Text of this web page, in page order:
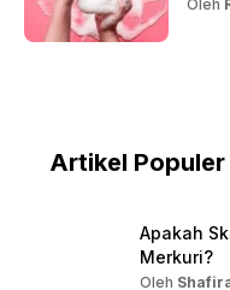
Oleh
Artikel Populer
Apakah
Merkuri?
Oleh